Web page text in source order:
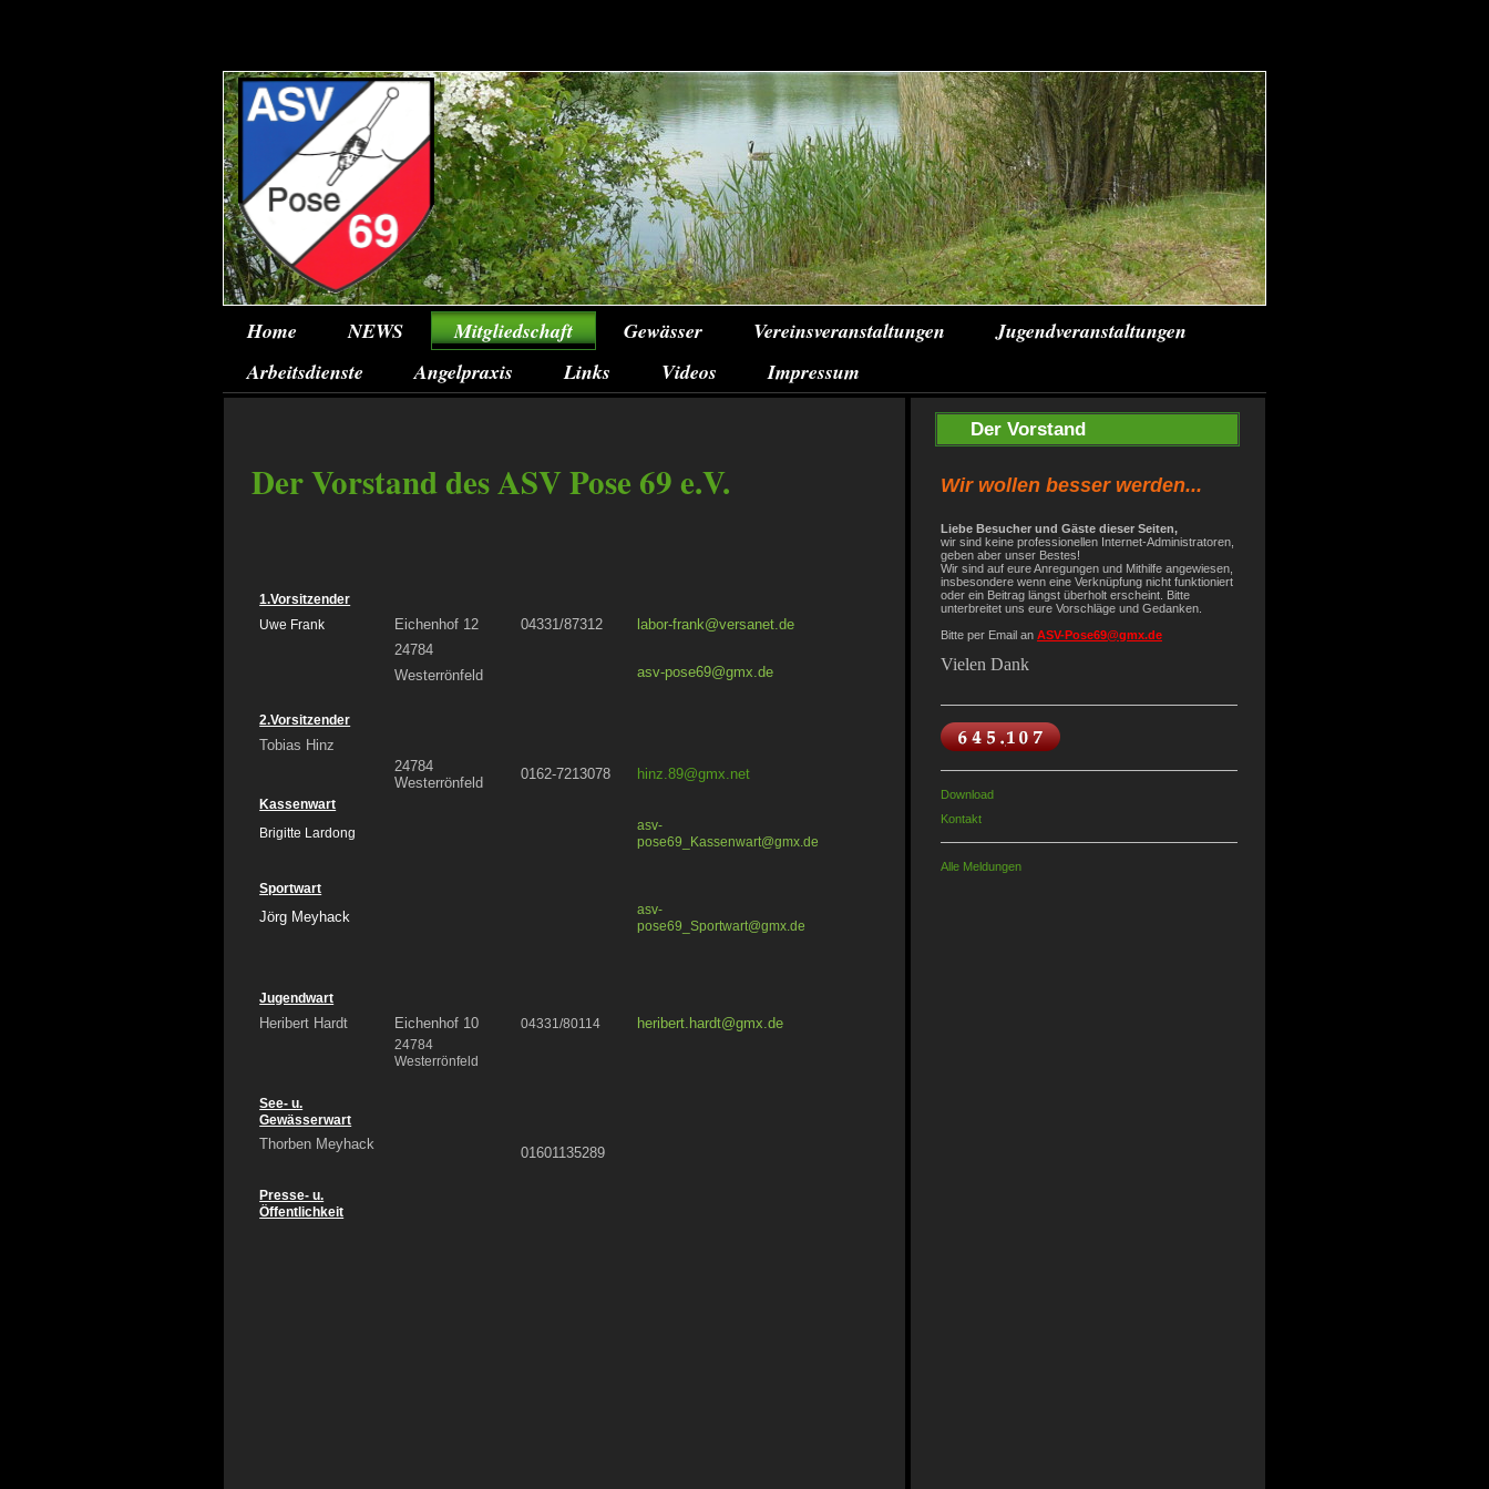
Home NEWS Mitgliedschaft Gewässer Vereinsveranstaltungen
Jugendveranstaltungen
Arbeitsdienste
Angelpraxis Links Videos Impressum
Der Vorstand
Wir wollen besser werden...
Liebe Besucher und Gäste dieser Seiten,
wir sind keine professionellen Internet-Administratoren,
geben aber unser Bestes!
Wir sind auf eure Anregungen und Mithilfe angewiesen,
insbesondere wenn eine Verknüpfung nicht funktioniert
oder ein Beitrag längst überholt erscheint. Bitte
unterbreitet uns eure Vorschläge und Gedanken.
Bitte per Email an ASV-Pose69@gmx.de
Vielen Dank
Download
Kontakt
Alle Meldungen
Der Vorstand des ASV Pose 69 e.V.
1.Vorsitzender
Uwe Frank
Eichenhof 12 04331/87312
labor-frank@versanet.de
24784
Westerrönfeld
asv-pose69@gmx.de
2.Vorsitzender
Tobias Hinz
24784
Westerrönfeld
0162-7213078 hinz.89@gmx.net
Kassenwart
Brigitte Lardong
asv-
pose69_Kassenwart@gmx.de
Sportwart
Jörg Meyhack
asv-
pose69_Sportwart@gmx.de
Jugendwart
Heribert Hardt Eichenhof 10 04331/80114 heribert.hardt@gmx.de
24784
Westerrönfeld
See- u.
Gewässerwart
Thorben Meyhack
01601135289
Presse- u.
Öffentlichkeit